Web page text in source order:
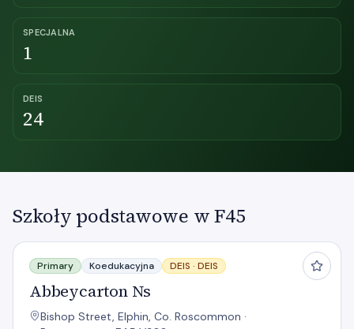
SPECJALNA
1
DEIS
24
Szkoły podstawowe w F45
Abbeycarton Ns
Primary Koedukacyjna DEIS · DEIS
Abbeycarton Ns
Bishop Street, Elphin, Co. Roscommon ·